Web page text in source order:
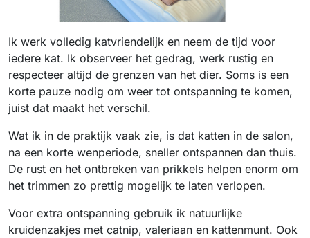
Ik werk volledig katvriendelijk en neem de tijd voor
iedere kat. Ik observeer het gedrag, werk rustig en
respecteer altijd de grenzen van het dier. Soms is een
korte pauze nodig om weer tot ontspanning te komen,
juist dat maakt het verschil.
Wat ik in de praktijk vaak zie, is dat katten in de salon,
na een korte wenperiode, sneller ontspannen dan thuis.
De rust en het ontbreken van prikkels helpen enorm om
het trimmen zo prettig mogelijk te laten verlopen.
Voor extra ontspanning gebruik ik natuurlijke
kruidenzakjes met catnip, valeriaan en kattenmunt. Ook